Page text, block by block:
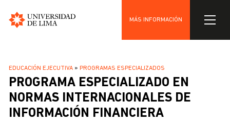
contenido
principal
MÁS INFORMACIÓN
SOBRESCRIBIR
ENLACES
DE
AYUDA
EDUCACIÓN EJECUTIVA PROGRAMAS ESPECIALIZADOS
PROGRAMA ESPECIALIZADO EN
NORMAS INTERNACIONALES DE
INFORMACIÓN FINANCIERA